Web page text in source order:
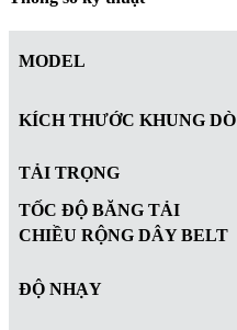
MODEL
KÍCH THƯỚC KHUNG DÒ
TẢI TRỌNG
TỐC ĐỘ BĂNG TẢI
CHIỀU RỘNG DÂY BELT
ĐỘ NHẠY